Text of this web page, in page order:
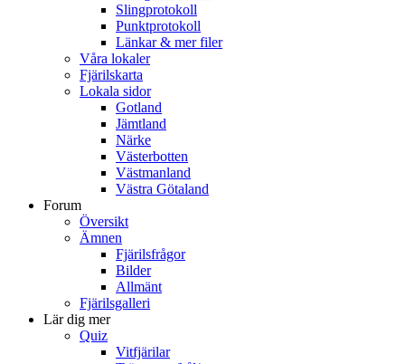
Slingprotokoll
Punktprotokoll
Länkar & mer filer
Våra lokaler
Fjärilskarta
Lokala sidor
Gotland
Jämtland
Närke
Västerbotten
Västmanland
Västra Götaland
Forum
Översikt
Ämnen
Fjärilsfrågor
Bilder
Allmänt
Fjärilsgalleri
Lär dig mer
Quiz
Vitfjärilar